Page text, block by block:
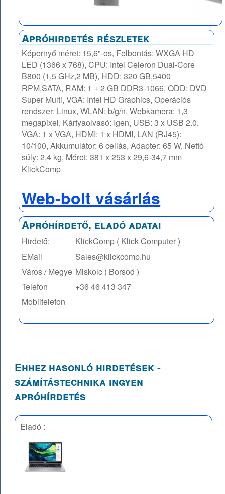
Apróhirdetés részletek
Képernyő méret: 15,6"-os, Felbontás: WXGA HD
LED (1366 x 768), CPU: Intel Celeron Dual-Core
B800 (1,5 GHz,2 MB), HDD: 320 GB,5400
RPM,SATA, RAM: 1 + 2 GB DDR3-1066, ODD: DVD
Super Multi, VGA: Intel HD Graphics, Operációs
rendszer: Linux, WLAN: b/g/n, Webkamera: 1,3
megapixel, Kártyaolvasó: Igen, USB: 3 x USB 2.0,
VGA: 1 x VGA, HDMI: 1 x HDMI, LAN (RJ45):
10/100, Akkumulátor: 6 cellás, Adapter: 65 W, Nettó
súly: 2,4 kg, Méret: 381 x 253 x 29,6-34,7 mm
KlickComp
Web-bolt vásárlás
Apróhírdető, eladó adatai
Hirdető:
KlickComp ( Klick Computer )
EMail
Sales@klickcomp.hu
Város / Megye Miskolc ( Borsod )
Telefon
+36 46 413 347
Mobiltelefon
Ehhez hasonló hirdetések -
számítástechnika ingyen
apróhírdetés
Eladó :